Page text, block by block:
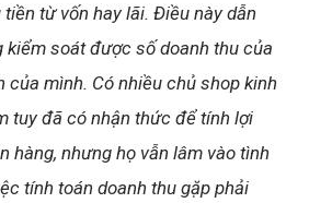
từ vốn hay lãi. Điều này dẫn
kiểm soát được số doanh thu của
của mình. Có nhiều chủ shop kinh
tuy đã có nhận thức để tính lợi
hàng, nhưng họ vẫn lâm vào tình
tính toán doanh thu gặp phải